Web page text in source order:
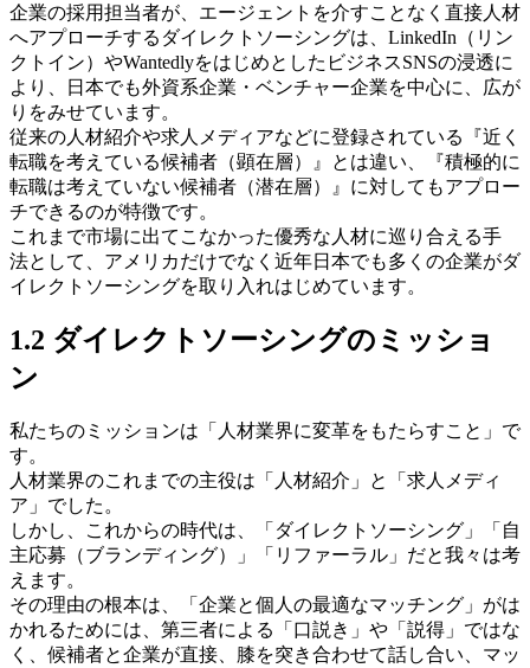
企業の採用担当者が、エージェントを介すことなく直接人材
へアプローチするダイレクトソーシングは、LinkedIn（リン
クトイン）やWantedlyをはじめとしたビジネスSNSの浸透に
より、日本でも外資系企業・ベンチャー企業を中心に、広が
りをみせています。
従来の人材紹介や求人メディアなどに登録されている『近く
転職を考えている候補者（顕在層）』とは違い、『積極的に
転職は考えていない候補者（潜在層）』に対してもアプロー
チできるのが特徴です。
これまで市場に出てこなかった優秀な人材に巡り合える手
法として、アメリカだけでなく近年日本でも多くの企業がダ
イレクトソーシングを取り入れはじめています。
1.2 ダイレクトソーシングのミッショ
ン
私たちのミッションは「人材業界に変革をもたらすこと」で
す。
人材業界のこれまでの主役は「人材紹介」と「求人メディ
ア」でした。
しかし、これからの時代は、「ダイレクトソーシング」「自
主応募（ブランディング）」「リファーラル」だと我々は考
えます。
その理由の根本は、「企業と個人の最適なマッチング」がは
かれるためには、第三者による「口説き」や「説得」ではな
く、候補者と企業が直接、膝を突き合わせて話し合い、マッ